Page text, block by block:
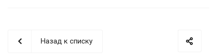
Назад к списку